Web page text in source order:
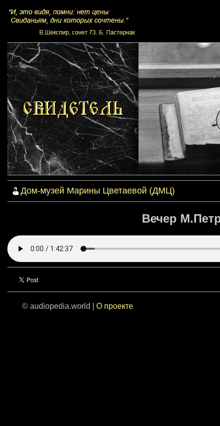
Дом-музей Марины Цветаевой (ДМЦ)
Вечер
© audiopedia.world | О проекте